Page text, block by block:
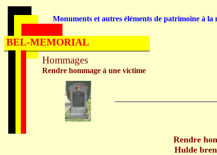
Rendre
Hulde
Hommages
Rendre hommage à une victime
Monuments et autres éléments de patrimoine à la
BEL-MEMORIAL